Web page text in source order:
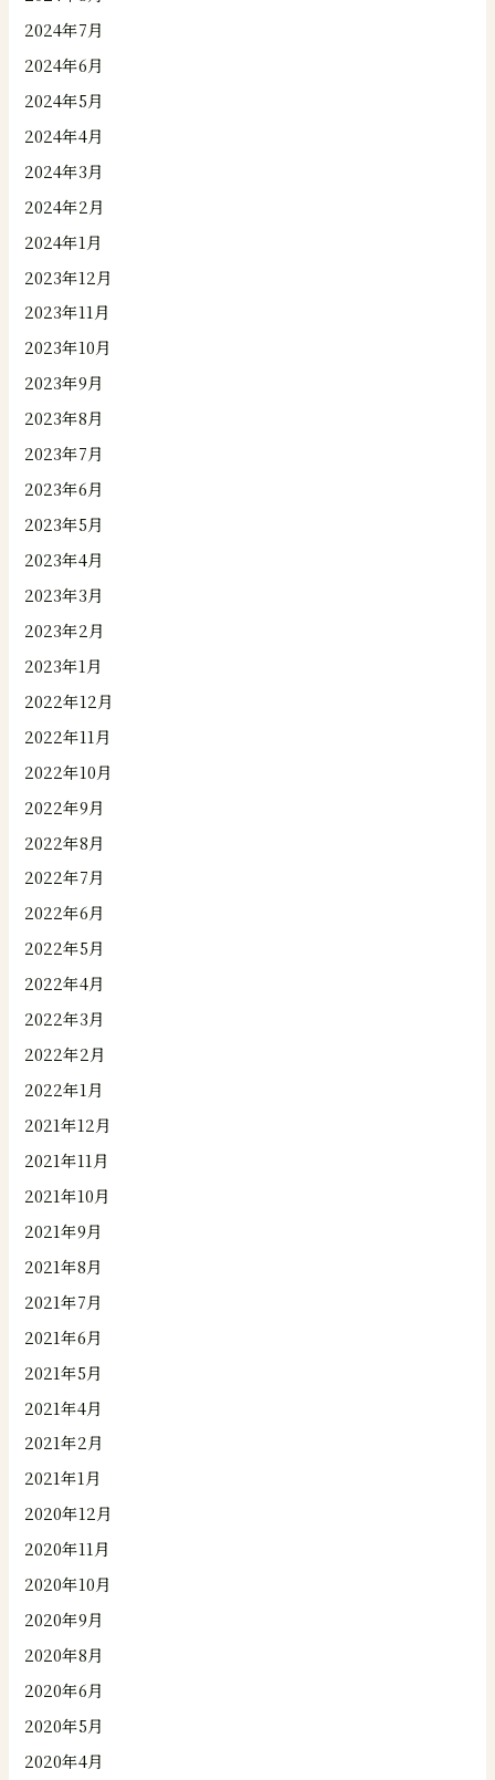
2024年7月
2024年6月
2024年5月
2024年4月
2024年3月
2024年2月
2024年1月
2023年12月
2023年11月
2023年10月
2023年9月
2023年8月
2023年7月
2023年6月
2023年5月
2023年4月
2023年3月
2023年2月
2023年1月
2022年12月
2022年11月
2022年10月
2022年9月
2022年8月
2022年7月
2022年6月
2022年5月
2022年4月
2022年3月
2022年2月
2022年1月
2021年12月
2021年11月
2021年10月
2021年9月
2021年8月
2021年7月
2021年6月
2021年5月
2021年4月
2021年2月
2021年1月
2020年12月
2020年11月
2020年10月
2020年9月
2020年8月
2020年6月
2020年5月
2020年4月